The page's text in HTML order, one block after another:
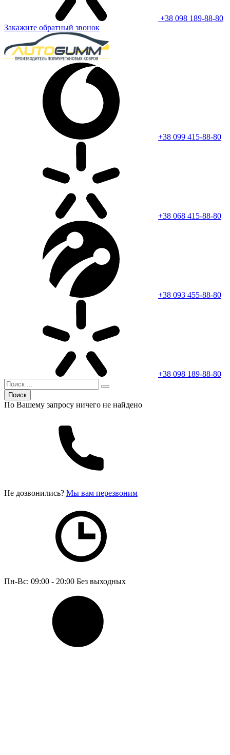
+38 098 189-88-80
Закажите обратный звонок
+38 099 415-88-80
+38 068 415-88-80
+38 093 455-88-80
+38 098 189-88-80
Поиск
По Вашему запросу ничего не найдено
Не дозвонились? Мы вам перезвоним
Пн-Вс: 09:00 - 20:00 Без выходных